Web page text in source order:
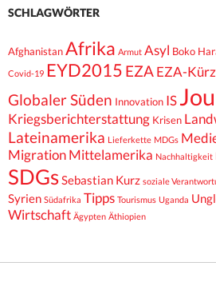
SCHLAGWÖRTER
AfghanistanAfrika Armut Asyl Boko
Covid-19 EYD2015 EZA EZA-
Globaler Süden Innovation IS
Kriegsberichterstattung Krisen
Lateinamerika Lieferkette MDGs
Migration Mittelamerika Nachhaltigkeit
SDGsSebastian Kurz soziale
Syrien Südafrika Tipps Tourismus Uganda
Wirtschaft Ägypten Äthiopien